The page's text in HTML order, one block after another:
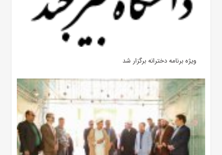
ویژه برنامه دخترانه برگزار شد